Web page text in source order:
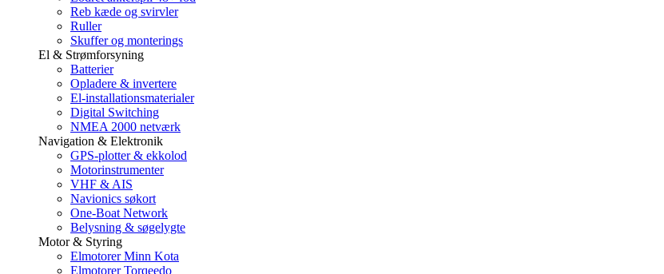
Reb kæde og svirvler
Ruller
Skuffer og monterings
El & Strømforsyning
Batterier
Opladere & invertere
El-installationsmaterialer
Digital Switching
NMEA 2000 netværk
Navigation & Elektronik
GPS-plotter & ekkolod
Motorinstrumenter
VHF & AIS
Navionics søkort
One-Boat Network
Belysning & søgelygte
Motor & Styring
Elmotorer Minn Kota
Elmotorer Torqeedo